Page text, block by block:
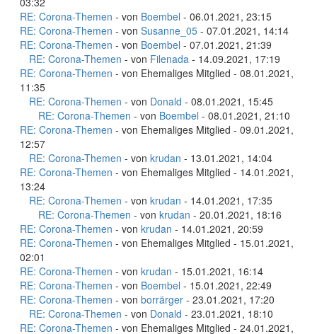
RE: Corona-Themen - von Boembel - 06.01.2021, 23:15
RE: Corona-Themen - von Susanne_05 - 07.01.2021, 14:14
RE: Corona-Themen - von Boembel - 07.01.2021, 21:39
RE: Corona-Themen - von Filenada - 14.09.2021, 17:19
RE: Corona-Themen - von Ehemaliges Mitglied - 08.01.2021,
11:35
RE: Corona-Themen - von Donald - 08.01.2021, 15:45
RE: Corona-Themen - von Boembel - 08.01.2021, 21:10
RE: Corona-Themen - von Ehemaliges Mitglied - 09.01.2021,
12:57
RE: Corona-Themen - von krudan - 13.01.2021, 14:04
RE: Corona-Themen - von Ehemaliges Mitglied - 14.01.2021,
13:24
RE: Corona-Themen - von krudan - 14.01.2021, 17:35
RE: Corona-Themen - von krudan - 20.01.2021, 18:16
RE: Corona-Themen - von krudan - 14.01.2021, 20:59
RE: Corona-Themen - von Ehemaliges Mitglied - 15.01.2021,
02:01
RE: Corona-Themen - von krudan - 15.01.2021, 16:14
RE: Corona-Themen - von Boembel - 15.01.2021, 22:49
RE: Corona-Themen - von borrärger - 23.01.2021, 17:20
RE: Corona-Themen - von Donald - 23.01.2021, 18:10
RE: Corona-Themen - von Ehemaliges Mitglied - 24.01.2021,